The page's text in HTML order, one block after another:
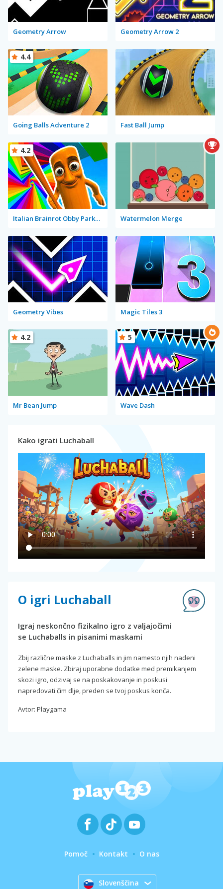
Geometry Arrow Geometry Arrow 2
Going Balls Adventure 2
4.4
Fast Ball Jump
Italian Brainrot Obby Parkour
4.2
Watermelon Merge
Geometry Vibes Magic Tiles 3
Mr Bean Jump
4.2
Wave Dash
5
Kako igrati Luchaball
O igri Luchaball
Igraj neskončno fizikalno igro z valjajočimi
se Luchaballs in pisanimi maskami
Zbij različne maske z Luchaballs in jim namesto njih nadeni
zelene maske. Zbiraj uporabne dodatke med premikanjem
skozi igro, odzivaj se na poskakovanje in poskusi
napredovati čim dlje, preden se tvoj poskus konča.
Avtor: Playgama
Pomoč Kontakt O nas
Slovenščina